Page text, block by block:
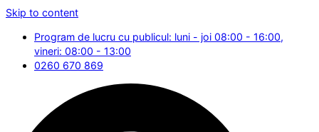
Skip to content
Program de lucru cu publicul: luni - joi 08:00 - 16:00,
vineri: 08:00 - 13:00
0260 670 869